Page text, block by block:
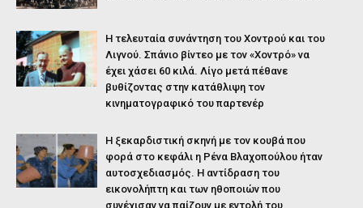
Η τελευταία συνάντηση του Χοντρού και του
Λιγνού. Σπάνιο βίντεο με τον «Χοντρό» να
έχει χάσει 60 κιλά. Λίγο μετά πέθανε
βυθίζοντας στην κατάθλιψη τον
κινηματογραφικό του παρτενέρ
Η ξεκαρδιστική σκηνή με τον κουβά που
φορά στο κεφάλι η Ρένα Βλαχοπούλου ήταν
αυτοσχεδιασμός. Η αντίδραση του
εικονολήπτη και των ηθοποιών που
συνέχισαν να παίζουν με εντολή του